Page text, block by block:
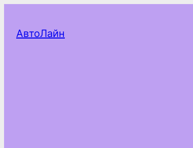
АвтоЛайн